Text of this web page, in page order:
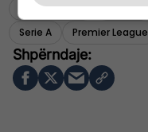
Transferimet Everton
Serie A
Premier League